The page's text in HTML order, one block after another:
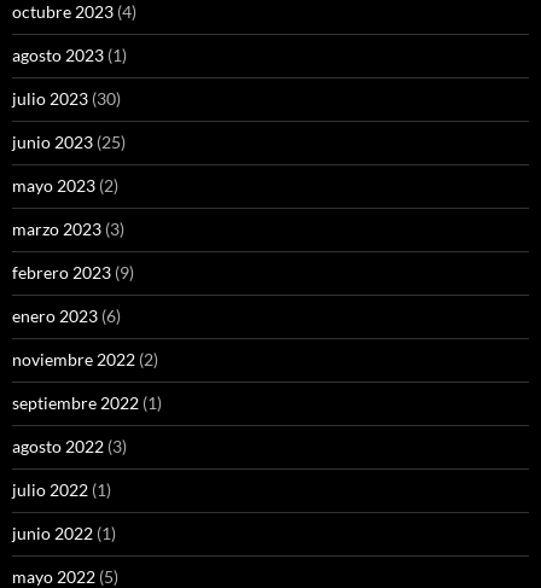
octubre 2023 (4)
agosto 2023 (1)
julio 2023 (30)
junio 2023 (25)
mayo 2023 (2)
marzo 2023 (3)
febrero 2023 (9)
enero 2023 (6)
noviembre 2022 (2)
septiembre 2022 (1)
agosto 2022 (3)
julio 2022 (1)
junio 2022 (1)
mayo 2022 (5)